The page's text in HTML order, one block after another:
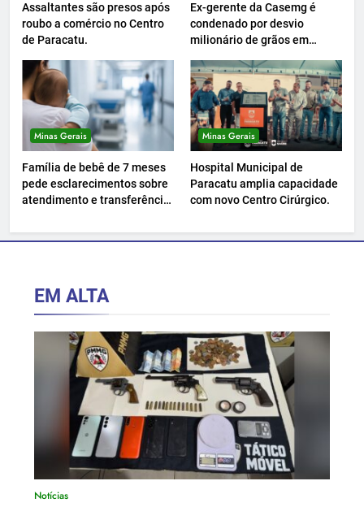
Assaltantes são presos após
roubo a comércio no Centro
de Paracatu.
Ex-gerente da Casemg é
condenado por desvio
milionário de grãos em
Minas Gerais
Família de bebê de 7 meses
pede esclarecimentos sobre
atendimento e transferência
Minas Gerais
Hospital Municipal de
Paracatu amplia capacidade
com novo Centro Cirúrgico.
EM ALTA
Notícias